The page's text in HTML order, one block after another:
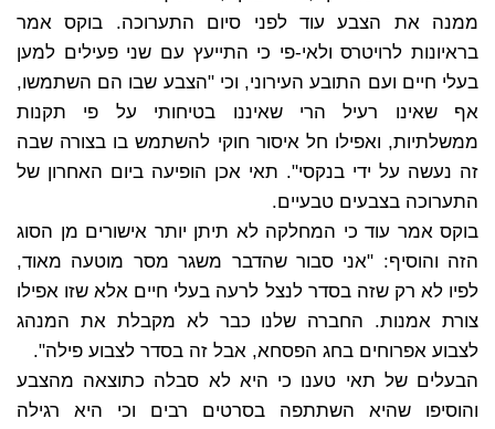
ממנה את הצבע עוד לפני סיום התערוכה. בוקס אמר
בראיונות לרויטרס ולאי-פי כי התייעץ עם שני פעילים למען
בעלי חיים ועם התובע העירוני, וכי "הצבע שבו הם השתמשו,
אף שאינו רעיל הרי שאיננו בטיחותי על פי תקנות
ממשלתיות, ואפילו חל איסור חוקי להשתמש בו בצורה שבה
זה נעשה על ידי בנקסי". תאי אכן הופיעה ביום האחרון של
התערוכה בצבעים טבעיים.
בוקס אמר עוד כי המחלקה לא תיתן יותר אישורים מן הסוג
הזה והוסיף: "אני סבור שהדבר משגר מסר מוטעה מאוד,
לפיו לא רק שזה בסדר לנצל לרעה בעלי חיים אלא שזו אפילו
צורת אמנות. החברה שלנו כבר לא מקבלת את המנהג
לצבוע אפרוחים בחג הפסחא, אבל זה בסדר לצבוע פילה".
הבעלים של תאי טענו כי היא לא סבלה כתוצאה מהצבע
והוסיפו שהיא השתתפה בסרטים רבים וכי היא רגילה